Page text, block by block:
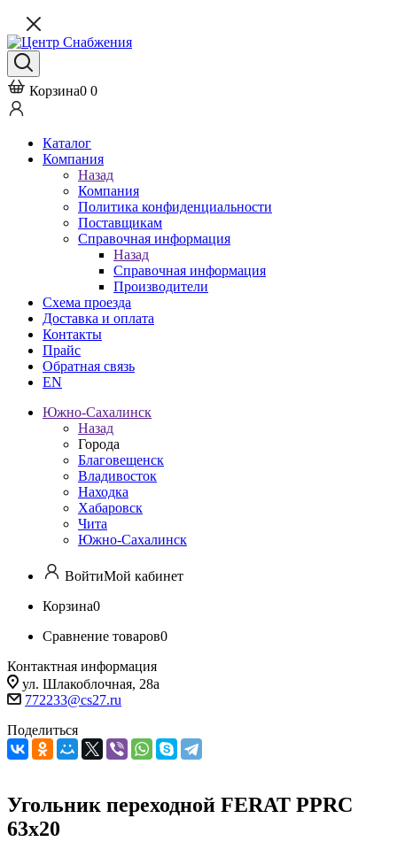
Корзина0 0
Каталог
Компания
Назад
Компания
Политика конфиденциальности
Поставщикам
Справочная информация
Назад
Справочная информация
Производители
Схема проезда
Доставка и оплата
Контакты
Прайс
Обратная связь
EN
Южно-Сахалинск
Назад
Города
Благовещенск
Владивосток
Находка
Хабаровск
Чита
Южно-Сахалинск
ВойтиМой кабинет
Корзина0
Сравнение товаров0
Контактная информация
ул. Шлакоблочная, 28а
772233@cs27.ru
Поделиться
Угольник переходной FERAT PPRC
63x20